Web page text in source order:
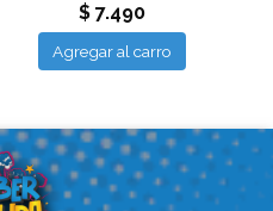
$ 7.490
Agregar al carro